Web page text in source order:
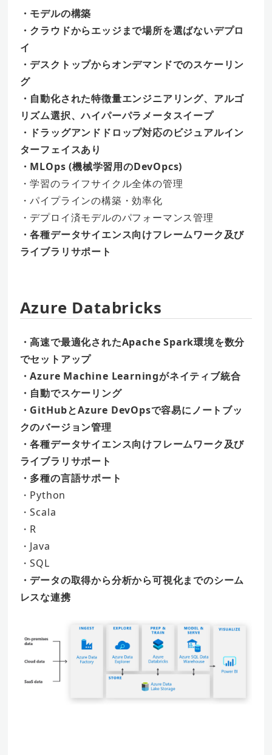
・モデルの構築
・クラウドからエッジまで場所を選ばないデプロ
イ
・デスクトップからオンデマンドでのスケーリン
グ
・自動化された特徴量エンジニアリング、アルゴ
リズム選択、ハイパーパラメータスイープ
・ドラッグアンドドロップ対応のビジュアルイン
ターフェイスあり
・MLOps (機械学習用のDevOpcs)
・学習のライフサイクル全体の管理
・パイプラインの構築・効率化
・デプロイ済モデルのパフォーマンス管理
・各種データサイエンス向けフレームワーク及び
ライブラリサポート
Azure Databricks
・高速で最適化されたApache Spark環境を数分
でセットアップ
・Azure Machine Learningがネイティブ統合
・自動でスケーリング
・GitHubとAzure DevOpsで容易にノートブッ
クのバージョン管理
・各種データサイエンス向けフレームワーク及び
ライブラリサポート
・多種の言語サポート
・Python
・Scala
・R
・Java
・SQL
・データの取得から分析から可視化までのシーム
レスな連携